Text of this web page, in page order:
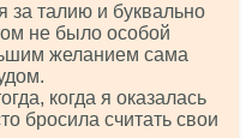
за талию и буквально
не было особой
желанием сама
когда я оказалась
бросила считать свои